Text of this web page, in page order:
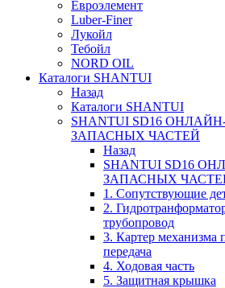
Евроэлемент
Luber-Finer
Лукойл
Тебойл
NORD OIL
Каталоги SHANTUI
Назад
Каталоги SHANTUI
SHANTUI SD16
ЗАПАСНЫХ ЧАСТЕЙ
Назад
SHANTUI SD16
ЗАПАСНЫХ
1. Сопутствующие
2.
трубопровод
3. Картер механизма
передача
4. Ходовая часть
5. Защитная крышка